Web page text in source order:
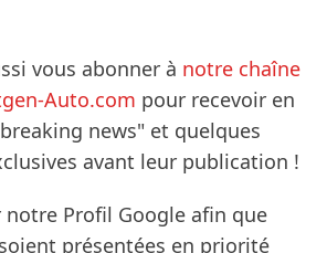
vous abonner à notre chaîne
Auto.com pour recevoir en
news" et quelques
avant leur publication !
notre Profil Google afin que
présentées en priorité